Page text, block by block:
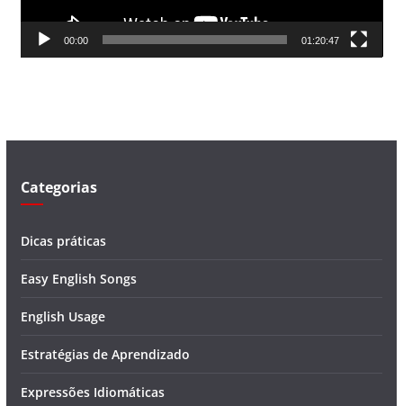
d
00:00 01:20:47
Categorias
Dicas práticas
Easy English Songs
English Usage
Estratégias de Aprendizado
Expressões Idiomáticas